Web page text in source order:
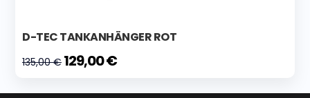
D-TEC TANKANHÄNGER ROT
135,00 € 129,00 €